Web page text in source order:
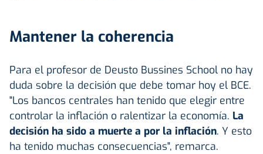
Mantener la coherencia
Para el profesor de Deusto Bussines School no hay
duda sobre la decisión que debe tomar hoy el BCE.
"Los bancos centrales han tenido que elegir entre
controlar la inflación o ralentizar la economía. La
decisión ha sido a muerte a por la inflación. Y esto
ha tenido muchas consecuencias", remarca.